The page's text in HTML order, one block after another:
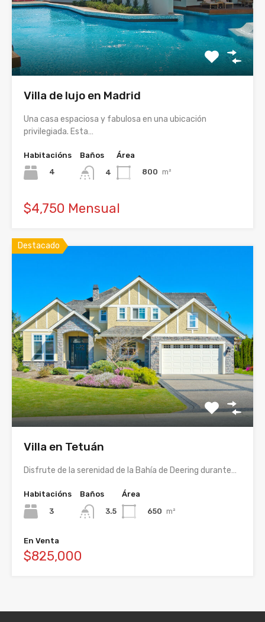
Villa de lujo en Madrid
Una casa espaciosa y fabulosa en una ubicación
privilegiada. Esta…
Habitacións
4
Baños
4
Área
800 m²
$4,750 Mensual
Destacado
Villa en Tetuán
Disfrute de la serenidad de la Bahía de Deering durante…
Habitacións
3
Baños
3.5
Área
650 m²
En Venta
$825,000